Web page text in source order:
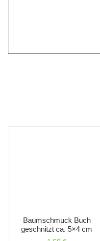
Baumschmuck Buch
geschnitzt ca. 5×4 cm